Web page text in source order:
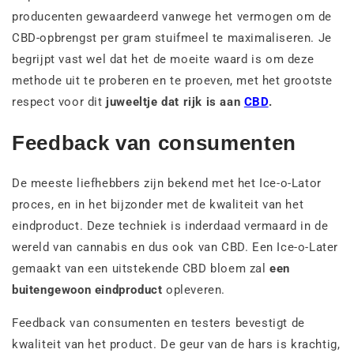
producenten gewaardeerd vanwege het vermogen om de
CBD-opbrengst per gram stuifmeel te maximaliseren. Je
begrijpt vast wel dat het de moeite waard is om deze
methode uit te proberen en te proeven, met het grootste
respect voor dit juweeltje dat rijk is aan CBD.
Feedback van consumenten
De meeste liefhebbers zijn bekend met het Ice-o-Lator
proces, en in het bijzonder met de kwaliteit van het
eindproduct. Deze techniek is inderdaad vermaard in de
wereld van cannabis en dus ook van CBD. Een Ice-o-Later
gemaakt van een uitstekende CBD bloem zaleen
buitengewoon eindproduct opleveren.
Feedback van consumenten en testers bevestigt de
kwaliteit van het product. De geur van de hars is krachtig,